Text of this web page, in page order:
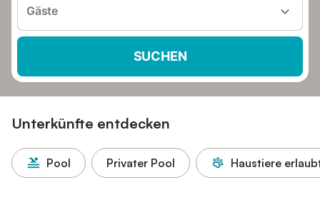
Gäste
SUCHEN
Unterkünfte entdecken
Pool Privater Pool Haustiere